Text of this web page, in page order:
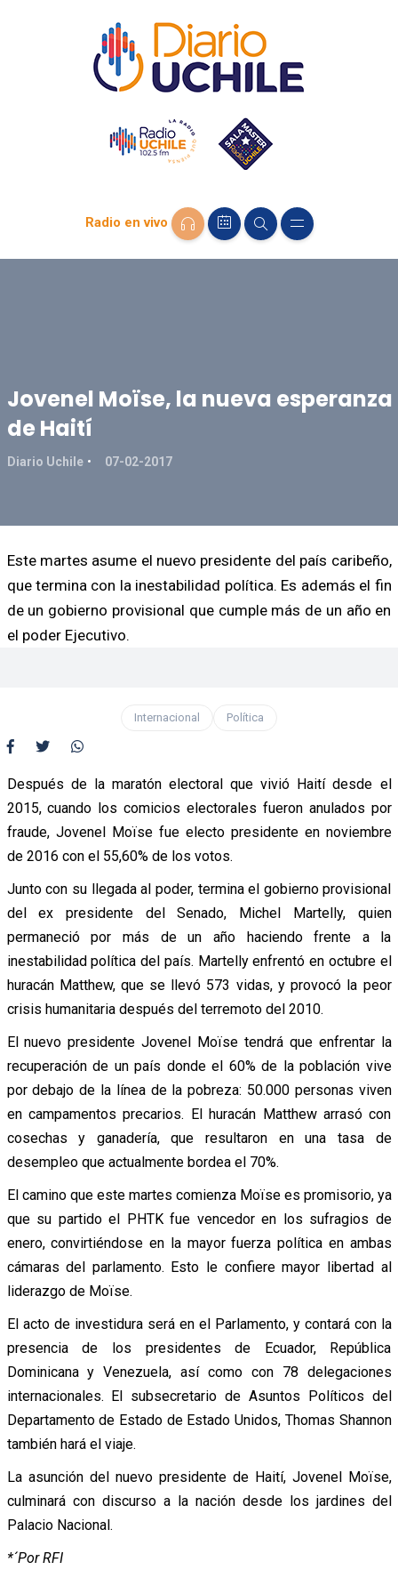
Radio en vivo
Jovenel Moïse, la nueva esperanza
de Haití
Diario Uchile 07-02-2017
Este martes asume el nuevo presidente del país caribeño,
que termina con la inestabilidad política. Es además el fin
de un gobierno provisional que cumple más de un año en
el poder Ejecutivo.
Internacional Política
Después de la maratón electoral que vivió Haití desde el
2015, cuando los comicios electorales fueron anulados por
fraude, Jovenel Moïse fue electo presidente en noviembre
de 2016 con el 55,60% de los votos.
Junto con su llegada al poder, termina el gobierno provisional
del ex presidente del Senado, Michel Martelly, quien
permaneció por más de un año haciendo frente a la
inestabilidad política del país. Martelly enfrentó en octubre el
huracán Matthew, que se llevó 573 vidas, y provocó la peor
crisis humanitaria después del terremoto del 2010.
El nuevo presidente Jovenel Moïse tendrá que enfrentar la
recuperación de un país donde el 60% de la población vive
por debajo de la línea de la pobreza: 50.000 personas viven
en campamentos precarios. El huracán Matthew arrasó con
cosechas y ganadería, que resultaron en una tasa de
desempleo que actualmente bordea el 70%.
El camino que este martes comienza Moïse es promisorio, ya
que su partido el PHTK fue vencedor en los sufragios de
enero, convirtiéndose en la mayor fuerza política en ambas
cámaras del parlamento. Esto le confiere mayor libertad al
liderazgo de Moïse.
El acto de investidura será en el Parlamento, y contará con la
presencia de los presidentes de Ecuador, República
Dominicana y Venezuela, así como con 78 delegaciones
internacionales. El subsecretario de Asuntos Políticos del
Departamento de Estado de Estado Unidos, Thomas Shannon
también hará el viaje.
La asunción del nuevo presidente de Haití, Jovenel Moïse,
culminará con discurso a la nación desde los jardines del
Palacio Nacional.
*´Por RFI